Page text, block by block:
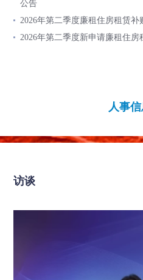
公告
2026年第二季度廉租住房租赁补
2026年第二季度新申请廉租住房
人事
访谈